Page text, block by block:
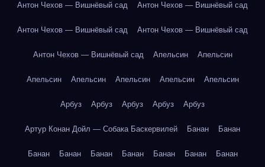
Антон Чехов — Вишнёвый сад Антон Чехов — Вишнёвый сад
Антон Чехов — Вишнёвый сад Антон Чехов — Вишнёвый сад
Антон Чехов — Вишнёвый сад Апельсин Апельсин
Апельсин Апельсин Апельсин Апельсин Апельсин
Арбуз Арбуз Арбуз Арбуз Арбуз
Артур Конан Дойл — Собака Баскервилей Банан Банан
Банан Банан Банан Банан Банан Банан Банан